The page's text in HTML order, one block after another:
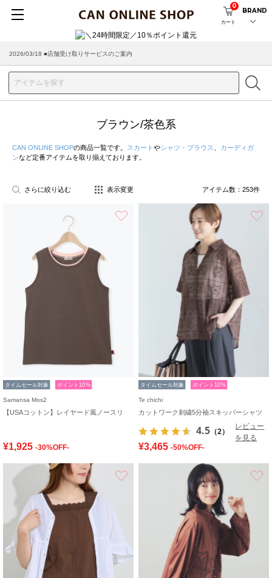
カート
0
BRAND
2026/08/04 ■8/13(木)AM2:00～サイトメンテナンス実施のお知らせ
2026/03/18 ■店舗受け取りサービスのご案内
ブラウン/茶色系
CAN ONLINE SHOPの商品一覧です。 スカート やシャツ・ブラウス
カーディガ
ンなど定番アイテムを取り揃えております。
さらに絞り込む 表示変更 アイテム数： 253件
タイムセール対象 ポイント10%
Samansa Mos2
【USAコットン】レイヤード風ノースリ
¥1,925 -30%OFF-
タイムセール対象 ポイント10%
Te chichi
カットワーク刺繍5分袖スキッパーシャツ
4.5 （2）
レビュー
を見る
¥3,465 -50%OFF-